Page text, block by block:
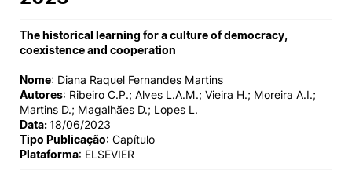
The historical learning for a culture of democracy,
coexistence and cooperation
Nome: Diana Raquel Fernandes Martins
Autores: Ribeiro C.P.; Alves L.A.M.; Vieira H.; Moreira A.I.;
Martins D.; Magalhães D.; Lopes L.
Data:18/06/2023
Tipo Publicação: Capítulo
Plataforma: ELSEVIER